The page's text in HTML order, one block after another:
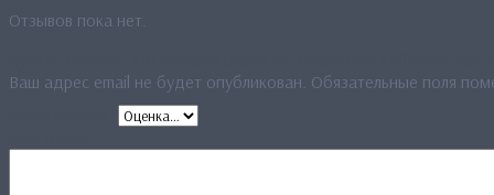
Отзывов пока нет.
Ваш адрес email не будет опубликован. Обязательные поля